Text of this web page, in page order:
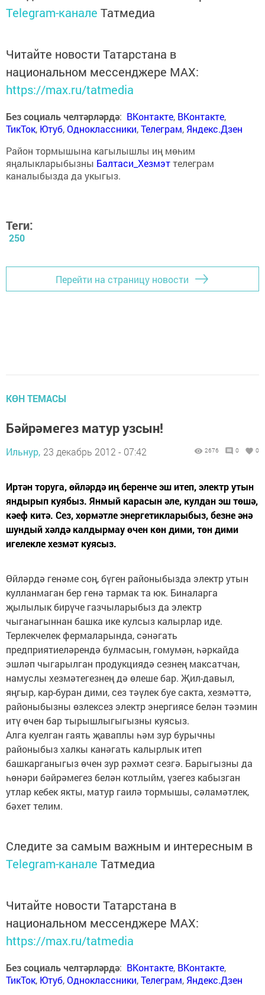
Telegram-канале Татмедиа
Читайте новости Татарстана в
национальном мессенджере MАХ:
https://max.ru/tatmedia
Без социаль челтәрләрдә: ВКонтакте, ВКонтакте,
ТикТок, Ютуб,Одноклассники,Телеграм, Яндекс.Дзен
Район тормышына кагылышлы иң мөһим
яңалыкларыбызны Балтаси_Хезмэттелеграм
каналыбызда да укыгыз.
Теги:
250
Перейти на страницу новости
КӨН ТЕМАСЫ
Бәйрәмегез матур узсын!
Ильнур, 23 декабрь 2012 - 07:42 2676 0 0
Иртән торуга, өйләрдә иң беренче эш итеп, электр утын
яндырып куябыз. Янмый карасын әле, кулдан эш төшә,
кәеф китә. Сез, хөрмәтле энергетикларыбыз, безне әнә
шундый хәлдә калдырмау өчен көн дими, төн дими
игелекле хезмәт куясыз.
Өйләрдә генәме соң, бүген районыбызда электр утын
кулланмаган бер генә тармак та юк. Биналарга
җылылык бирүче газчыларыбыз да электр
чыганагыннан башка ике кулсыз калырлар иде.
Терлекчелек фермаларында, сәнәгать
предприятиеләрендә булмасын, гомумән, һәркайда
эшләп чыгарылган продукциядә сезнең максатчан,
намуслы хезмәтегезнең дә өлеше бар. Җил-давыл,
яңгыр, кар-буран дими, сез тәүлек буе сакта, хезмәттә,
районыбызны өзлексез электр энергиясе белән тәэмин
итү өчен бар тырышлыгыгызны куясыз.
Алга куелган гаять җаваплы һәм зур бурычны
районыбыз халкы канәгать калырлык итеп
башкарганыгыз өчен зур рәхмәт сезгә. Барыгызны да
һөнәри бәйрәмегез белән котлыйм, үзегез кабызган
утлар кебек якты, матур гаилә тормышы, сәламәтлек,
бәхет телим.
Следите за самым важным и интересным в
Telegram-канале Татмедиа
Читайте новости Татарстана в
национальном мессенджере MАХ:
https://max.ru/tatmedia
Без социаль челтәрләрдә: ВКонтакте, ВКонтакте,
ТикТок, Ютуб,Одноклассники,Телеграм, Яндекс.Дзен